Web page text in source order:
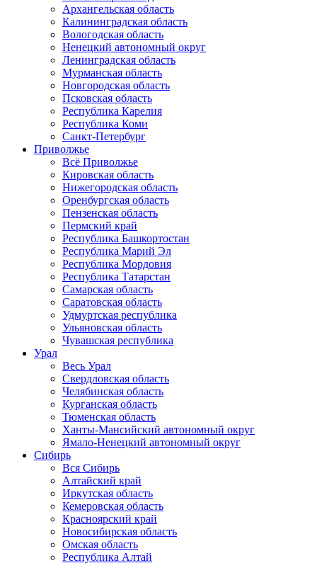
Архангельская область
Калининградская область
Вологодская область
Ненецкий автономный округ
Ленинградская область
Мурманская область
Новгородская область
Псковская область
Республика Карелия
Республика Коми
Санкт-Петербург
Приволжье
Всё Приволжье
Кировская область
Нижегородская область
Оренбургская область
Пензенская область
Пермский край
Республика Башкортостан
Республика Марий Эл
Республика Мордовия
Республика Татарстан
Самарская область
Саратовская область
Удмуртская республика
Ульяновская область
Чувашская республика
Урал
Весь Урал
Свердловская область
Челябинская область
Курганская область
Тюменская область
Ханты-Мансийский автономный округ
Ямало-Ненецкий автономный округ
Сибирь
Вся Сибирь
Алтайский край
Иркутская область
Кемеровская область
Красноярский край
Новосибирская область
Омская область
Республика Алтай